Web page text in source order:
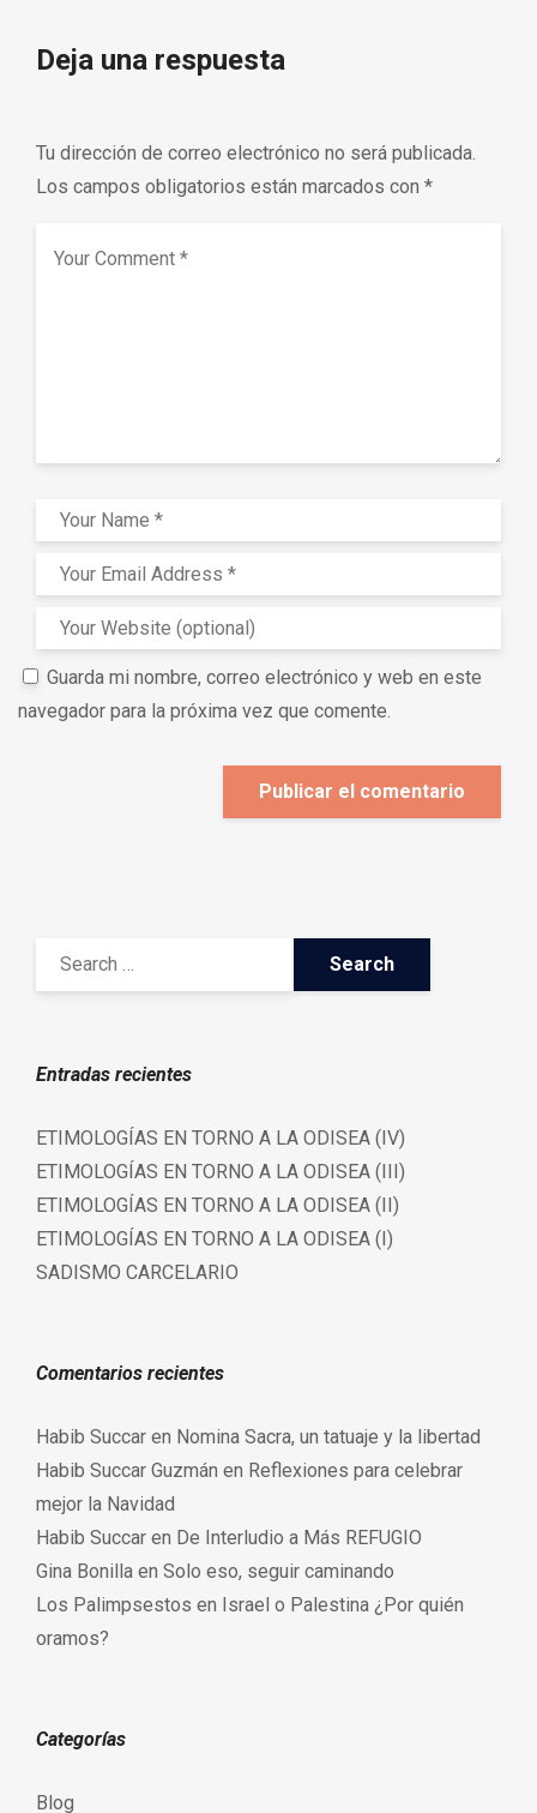
Deja una respuesta
Tu dirección de correo electrónico no será publicada.
Los campos obligatorios están marcados con *
Guarda mi nombre, correo electrónico y web en este
navegador para la próxima vez que comente.
Entradas recientes
ETIMOLOGÍAS EN TORNO A LA ODISEA (IV)
ETIMOLOGÍAS EN TORNO A LA ODISEA (III)
ETIMOLOGÍAS EN TORNO A LA ODISEA (II)
ETIMOLOGÍAS EN TORNO A LA ODISEA (I)
SADISMO CARCELARIO
Comentarios recientes
Habib Succar en Nomina Sacra, un tatuaje y la libertad
Habib Succar Guzmán en Reflexiones para celebrar
mejor la Navidad
Habib Succar en De Interludio a Más REFUGIO
Gina Bonilla en Solo eso, seguir caminando
Los Palimpsestos en Israel o Palestina ¿Por quién
oramos?
Categorías
Blog